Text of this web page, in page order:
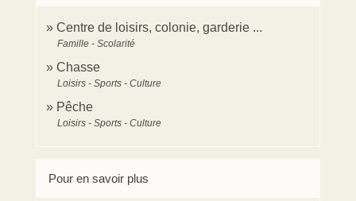
Centre de loisirs, colonie, garderie ...
Famille - Scolarité
Chasse
Loisirs - Sports - Culture
Pêche
Loisirs - Sports - Culture
Pour en savoir plus